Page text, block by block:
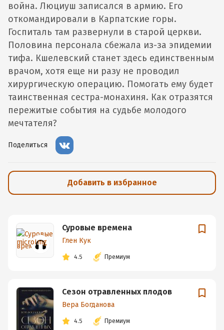
война. Люциуш записался в армию. Его
откомандировали в Карпатские горы.
Госпиталь там развернули в старой церкви.
Половина персонала сбежала из-за эпидемии
тифа. Кшелевский станет здесь единственным
врачом, хотя еще ни разу не проводил
хирургическую операцию. Помогать ему будет
таинственная сестра-монахиня. Как отразятся
пережитые события на судьбе молодого
мечтателя?
Поделиться
Добавить в избранное
Суровые времена
Глен Кук
4.5 Премиум
Сезон отравленных плодов
Вера Богданова
4.5 Премиум